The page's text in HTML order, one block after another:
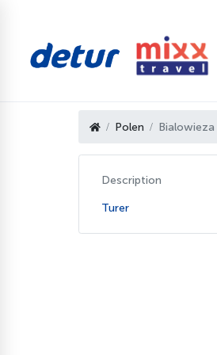
Polen Bialowieza
Description
Turer